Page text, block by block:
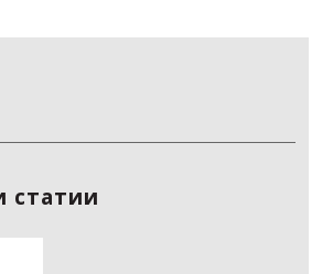
статии